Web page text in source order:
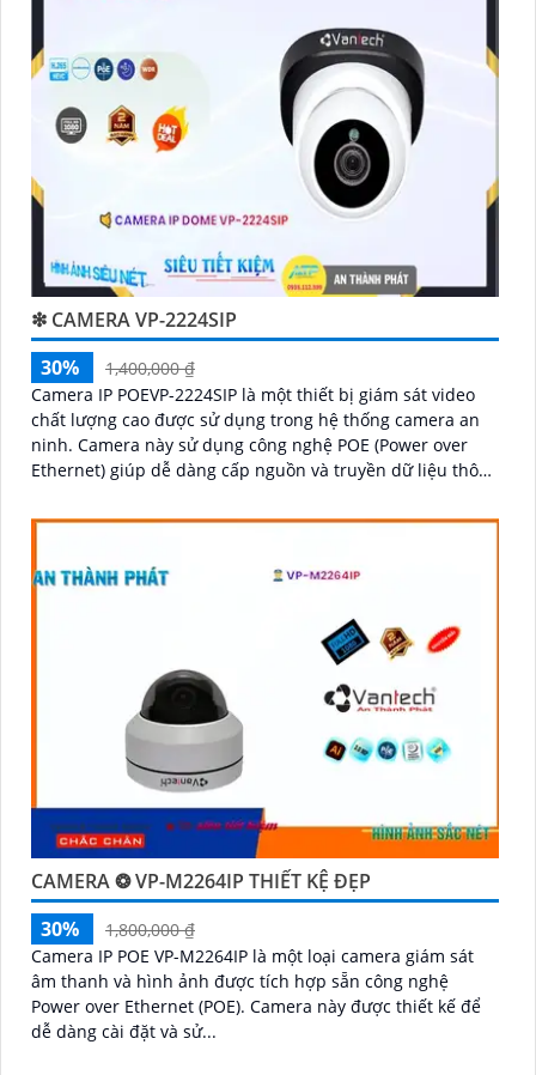
❇ CAMERA VP-2224SIP
30%
1,400,000 ₫
Camera IP POEVP-2224SIP là một thiết bị giám sát video
chất lượng cao được sử dụng trong hệ thống camera an
ninh. Camera này sử dụng công nghệ POE (Power over
Ethernet) giúp dễ dàng cấp nguồn và truyền dữ liệu thông
CAMERA ❂ VP-M2264IP THIẾT KỆ ĐẸP
30%
1,800,000 ₫
Camera IP POE VP-M2264IP là một loại camera giám sát
âm thanh và hình ảnh được tích hợp sẵn công nghệ
Power over Ethernet (POE). Camera này được thiết kế để
dễ dàng cài đặt và sử...